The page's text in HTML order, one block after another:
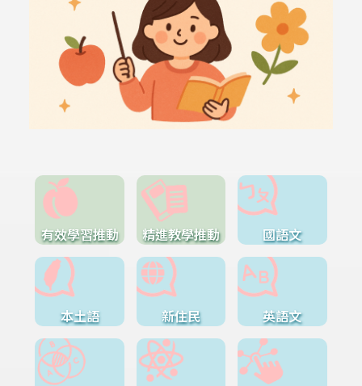
有效學習推動 精進教學推動 國語文
本土語 新住民 英語文